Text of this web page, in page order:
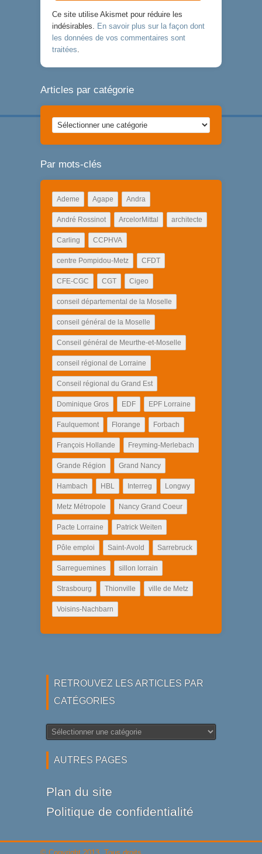
Ce site utilise Akismet pour réduire les
indésirables. En savoir plus sur la façon dont
les données de vos commentaires sont
traitées.
Articles par catégorie
Articles
par
catégorie
Par mots-clés
Ademe Agape Andra
André Rossinot ArcelorMittal architecte
Carling CCPHVA
centre Pompidou-Metz CFDT
CFE-CGC CGT Cigeo
conseil départemental de la Moselle
conseil général de la Moselle
Conseil général de Meurthe-et-Moselle
conseil régional de Lorraine
Conseil régional du Grand Est
Dominique Gros EDF EPF Lorraine
Faulquemont Florange Forbach
François Hollande Freyming-Merlebach
Grande Région Grand Nancy
Hambach HBL Interreg Longwy
Metz Métropole Nancy Grand Coeur
Pacte Lorraine Patrick Weiten
Pôle emploi Saint-Avold Sarrebruck
Sarreguemines sillon lorrain
Strasbourg Thionville ville de Metz
Voisins-Nachbarn
RETROUVEZ LES ARTICLES PAR
CATÉGORIES
Retrouvez
les
articles
parAUTRES PAGES
Plan du site
Politique de confidentialité